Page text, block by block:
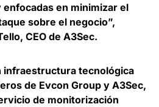
en minimizar el
sobre el negocio”,
CEO de A3Sec.
infraestructura tecnológica
de Evcon Group y A3Sec,
de monitorización